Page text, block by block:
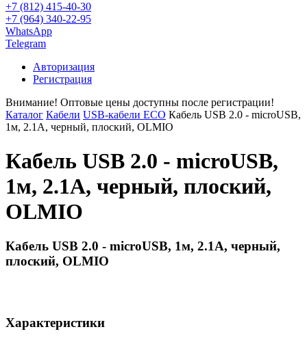
+7 (812) 415-40-30
+7 (964) 340-22-95
WhatsApp
Telegram
Авторизация
Регистрация
Внимание! Оптовые цены доступны после регистрации!
Каталог Кабели USB-кабели ECO Кабель USB 2.0 - microUSB,
1м, 2.1A, черный, плоский, OLMIO
Кабель USB 2.0 - microUSB,
1м, 2.1A, черный, плоский,
OLMIO
Кабель USB 2.0 - microUSB, 1м, 2.1A, черный,
плоский, OLMIO
Характеристики